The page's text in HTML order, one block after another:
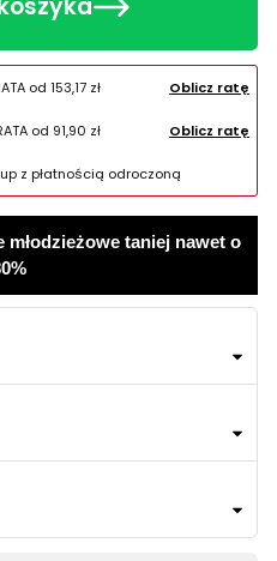
od153,17 zł Oblicz ratę
od 91,90 zł Oblicz ratę
z płatnością odroczoną
taniej nawet o